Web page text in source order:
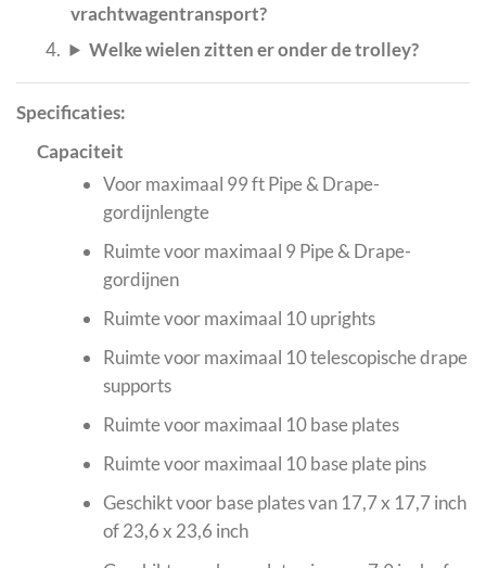
vrachtwagentransport?
Welke wielen zitten er onder de trolley?
Specificaties:
Capaciteit
Voor maximaal 99 ft Pipe & Drape-
gordijnlengte
Ruimte voor maximaal 9 Pipe & Drape-
gordijnen
Ruimte voor maximaal 10 uprights
Ruimte voor maximaal 10 telescopische drape
supports
Ruimte voor maximaal 10 base plates
Ruimte voor maximaal 10 base plate pins
Geschikt voor base plates van 17,7 x 17,7 inch
of 23,6 x 23,6 inch